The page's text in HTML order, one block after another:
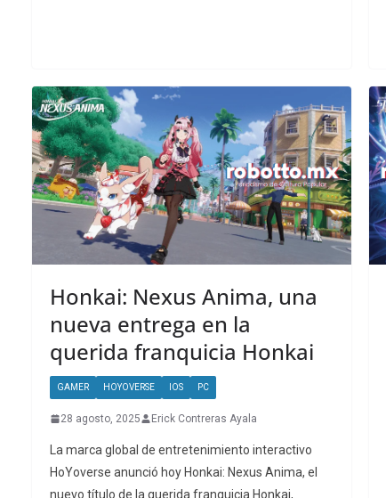
Honkai: Nexus Anima, una
nueva entrega en la
querida franquicia Honkai
GAMER HOYOVERSE IOS PC
28 agosto, 2025 Erick Contreras Ayala
La marca global de entretenimiento interactivo
HoYoverse anunció hoy Honkai: Nexus Anima, el
nuevo título de la querida franquicia Honkai,